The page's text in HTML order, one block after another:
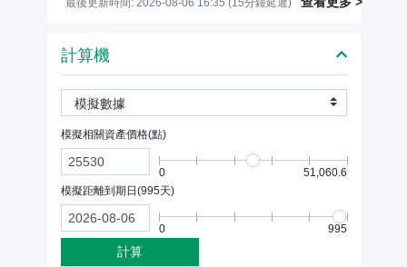
計算機
模擬數據
模擬相關資產價格(點)
0
51,060.6
模擬距離到期日(995天)
0 995
計算